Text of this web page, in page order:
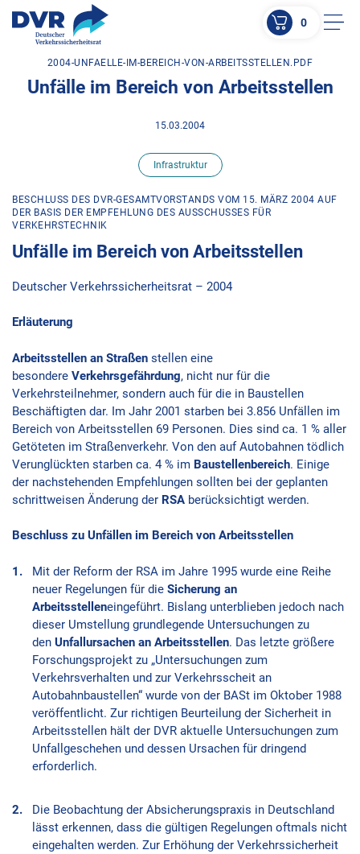
ZUM HAUPTINHALT SPRINGEN
ZUR SUCHE SPRINGEN
0
2004-UNFAELLE-IM-BEREICH-VON-ARBEITSSTELLEN.PDF
Unfälle im Bereich von Arbeitsstellen
15.03.2004
Infrastruktur
BESCHLUSS DES DVR-GESAMTVORSTANDS VOM 15. MÄRZ 2004 AUF
DER BASIS DER EMPFEHLUNG DES AUSSCHUSSES FÜR
VERKEHRSTECHNIK
Unfälle im Bereich von Arbeitsstellen
Deutscher Verkehrssicherheitsrat – 2004
Erläuterung
Arbeitsstellen an Straßen stellen eine
besondere Verkehrsgefährdung, nicht nur für die
Verkehrsteilnehmer, sondern auch für die in Baustellen
Beschäftigten dar. Im Jahr 2001 starben bei 3.856 Unfällen im
Bereich von Arbeitsstellen 69 Personen. Dies sind ca. 1 % aller
Getöteten im Straßenverkehr. Von den auf Autobahnen tödlich
Verunglückten starben ca. 4 % im Baustellenbereich. Einige
der nachstehenden Empfehlungen sollten bei der geplanten
schrittweisen Änderung der RSA berücksichtigt werden.
Beschluss zu Unfällen im Bereich von Arbeitsstellen
Mit der Reform der RSA im Jahre 1995 wurde eine Reihe
neuer Regelungen für die Sicherung an
Arbeitsstelleneingeführt. Bislang unterblieben jedoch nach
dieser Umstellung grundlegende Untersuchungen zu
den Unfallursachen an Arbeitsstellen. Das letzte größere
Forschungsprojekt zu „Untersuchungen zum
Verkehrsverhalten und zur Verkehrsscheit an
Autobahnbaustellen“ wurde von der BASt im Oktober 1988
veröffentlicht. Zur richtigen Beurteilung der Sicherheit in
Arbeitsstellen hält der DVR aktuelle Untersuchungen zum
Unfallgeschehen und dessen Ursachen für dringend
erforderlich.
Die Beobachtung der Absicherungspraxis in Deutschland
lässt erkennen, dass die gültigen Regelungen oftmals nicht
eingehalten werden. Zur Erhöhung der Verkehrssicherheit